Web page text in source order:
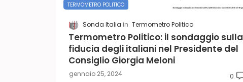
TERMOMETRO POLITICO
Sonda Italia Termometro Politico
Termometro Politico: il sondaggio sulla
fiducia degli italiani nel Presidente del
Consiglio Giorgia Meloni
gennaio 25, 2024 0